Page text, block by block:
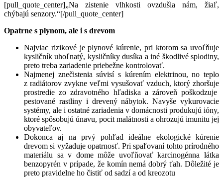
[pull_quote_center]„Na zistenie vlhkosti ovzdušia nám, žiaľ,
chýbajú senzory.“[/pull_quote_center]
Opatrne s plynom, ale i s drevom
Najviac rizikové je plynové kúrenie, pri ktorom sa uvoľňuje
kysličník uhoľnatý, kysličníky dusíka a iné škodlivé splodiny,
preto treba zariadenie priebežne kontrolovať.
Najmenej znečistenia súvisí s kúrením elektrinou, no teplo
z radiátorov zvykne veľmi vysušovať vzduch, ktorý zhoršuje
prostredie zo zdravotného hľadiska a zároveň poškodzuje
pestované rastliny i drevený nábytok. Navyše vykurovacie
systémy, ale i ostatné zariadenia v domácnosti produkujú ióny,
ktoré spôsobujú únavu, pocit malátnosti a ohrozujú imunitu jej
obyvateľov.
Dokonca aj na prvý pohľad ideálne ekologické kúrenie
drevom si vyžaduje opatrnosť. Pri spaľovaní tohto prírodného
materiálu sa v dome môže uvoľňovať karcinogénna látka
benzopyrén v prípade, že komín nemá dobrý ťah. Dôležité je
preto pravidelne ho čistiť od sadzí a od kreozotu